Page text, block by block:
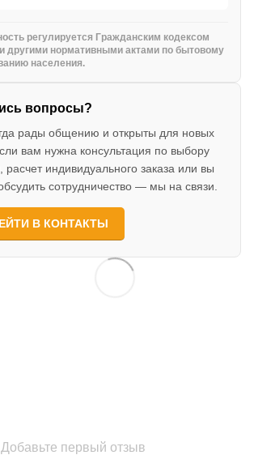
регулируется Гражданским кодексом
другими нормативными актами по бытовому
населения.
вопросы?
рады общению и открыты для новых
вам нужна консультация по выбору
расчет индивидуального заказа или вы
сотрудничество — мы на связи.
В КОНТАКТЫ
Добавьте первый отзыв